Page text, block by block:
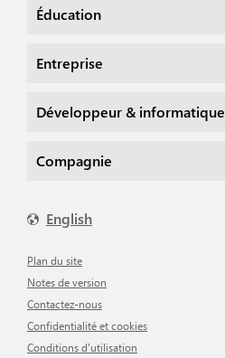
Éducation
Entreprise
Développeur & informatique
Compagnie
English
Plan du site
Notes de version
Contactez-nous
Confidentialité et cookies
Conditions d'utilisation